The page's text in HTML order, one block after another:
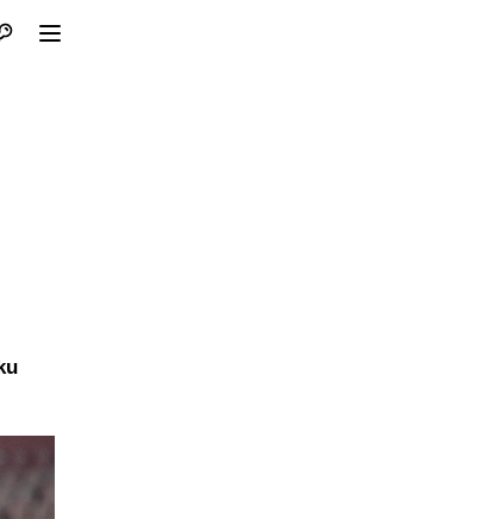
Otvori profil